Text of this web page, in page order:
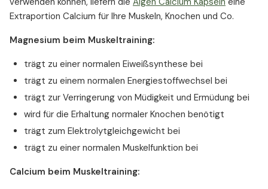
Extraportion Calcium für Ihre Muskeln, Knochen und Co.
Magnesium beim Muskeltraining:
trägt zu einer normalen Eiweißsynthese bei
trägt zu einem normalen Energiestoffwechsel bei
trägt zur Verringerung von Müdigkeit und Ermüdung bei
wird für die Erhaltung normaler Knochen benötigt
trägt zum Elektrolytgleichgewicht bei
trägt zu einer normalen Muskelfunktion bei
Calcium beim Muskeltraining: